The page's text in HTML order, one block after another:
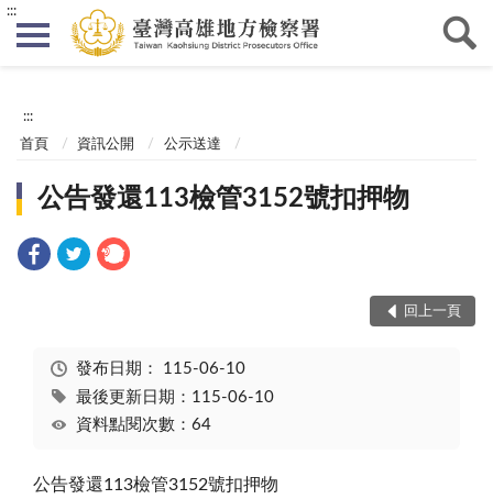
:::
:::
首頁 資訊公開 公示送達
公告發還113檢管3152號扣押物
回上一頁
發布日期： 115-06-10
最後更新日期：115-06-10
資料點閱次數：64
公告發還113檢管3152號扣押物